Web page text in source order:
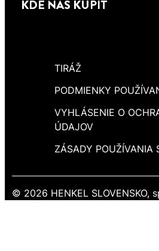
KDE NÁS KÚPIŤ
TIRÁŽ
PODMIENKY
VYHLÁSENIE O
ÚDAJOV
ZÁSADY POUŽÍVANIA
© 2026 HENKEL SLOVENSKO,